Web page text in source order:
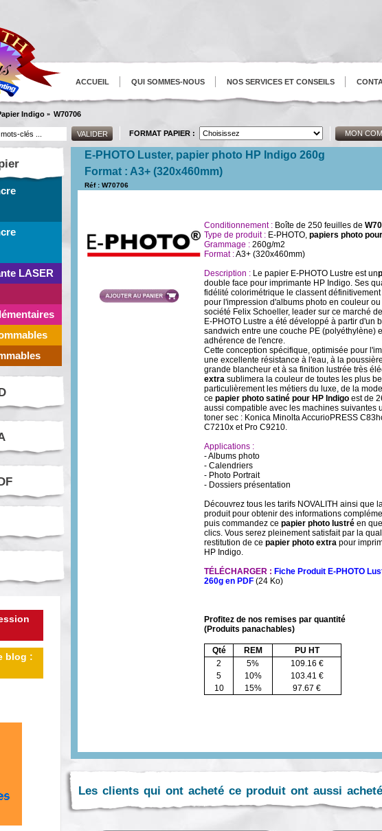
ACCUEIL QUI SOMMES-NOUS NOS SERVICES ET CONSEILS
Indigo » W70706
FORMAT PAPIER : MON
LASER
blog :
E-PHOTO Luster, papier photo HP Indigo 260g
Format : A3+ (320x460mm)
Réf : W70706
Conditionnement : Boîte de 250 feuilles de
Type de produit : E-PHOTO, papiers photo
Grammage : 260g/m2
Format :A3+ (320x460mm)
Description : Le papier E-PHOTO Lustre est un
double face pour imprimante HP Indigo. Ses
fidélité colorimétrique le classent
pour l'impression d'albums photo en couleur
société Felix Schoeller, leader sur ce marché
E-PHOTO Lustre a été développé à partir d'un
sandwich entre une couche PE (polyéthylène)
adhérence de l'encre.
Cette conception spécifique, optimisée pour
une excellente résistance à l'eau, à la
grande blancheur et à sa finition lustrée très
extra sublimera la couleur de toutes les plus
particulièrement les métiers du luxe, de la
ce papier photo satiné pour HP Indigo est de
aussi compatible avec les machines suivantes
toner sec : Konica Minolta AccurioPRESS
C7210x et Pro C9210.
Applications :
- Albums photo
- Calendriers
- Photo Portrait
- Dossiers présentation
Découvrez tous les tarifs NOVALITH ainsi que
produit pour obtenir des informations
puis commandez ce papier photo lustré en
clics. Vous serez pleinement satisfait par la
restitution de ce papier photo extra pour
HP Indigo.
TÉLÉCHARGER : Fiche Produit E-PHOTO
260g en PDF (24 Ko)
Profitez de nos remises par quantité
(Produits panachables)
Qté REM
PU HT
2
5%
109.16 €
5
10%
103.41 €
10
15% 97.67 €
Les clients qui ont acheté ce produit ont aussi acheté